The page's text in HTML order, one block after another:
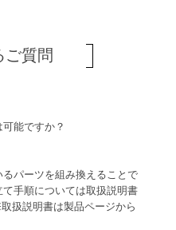
ご質問
能ですか？
パーツを組み換えることで
手順については取扱説明書
扱説明書は製品ページから